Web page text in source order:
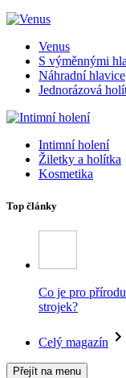
Venus
S výměnnými
Náhradní hlavice
Jednorázová
Intimní holení
Žiletky a holítka
Kosmetika
Top články
Co je pro
strojek?
Celý magazín
Přejít na menu